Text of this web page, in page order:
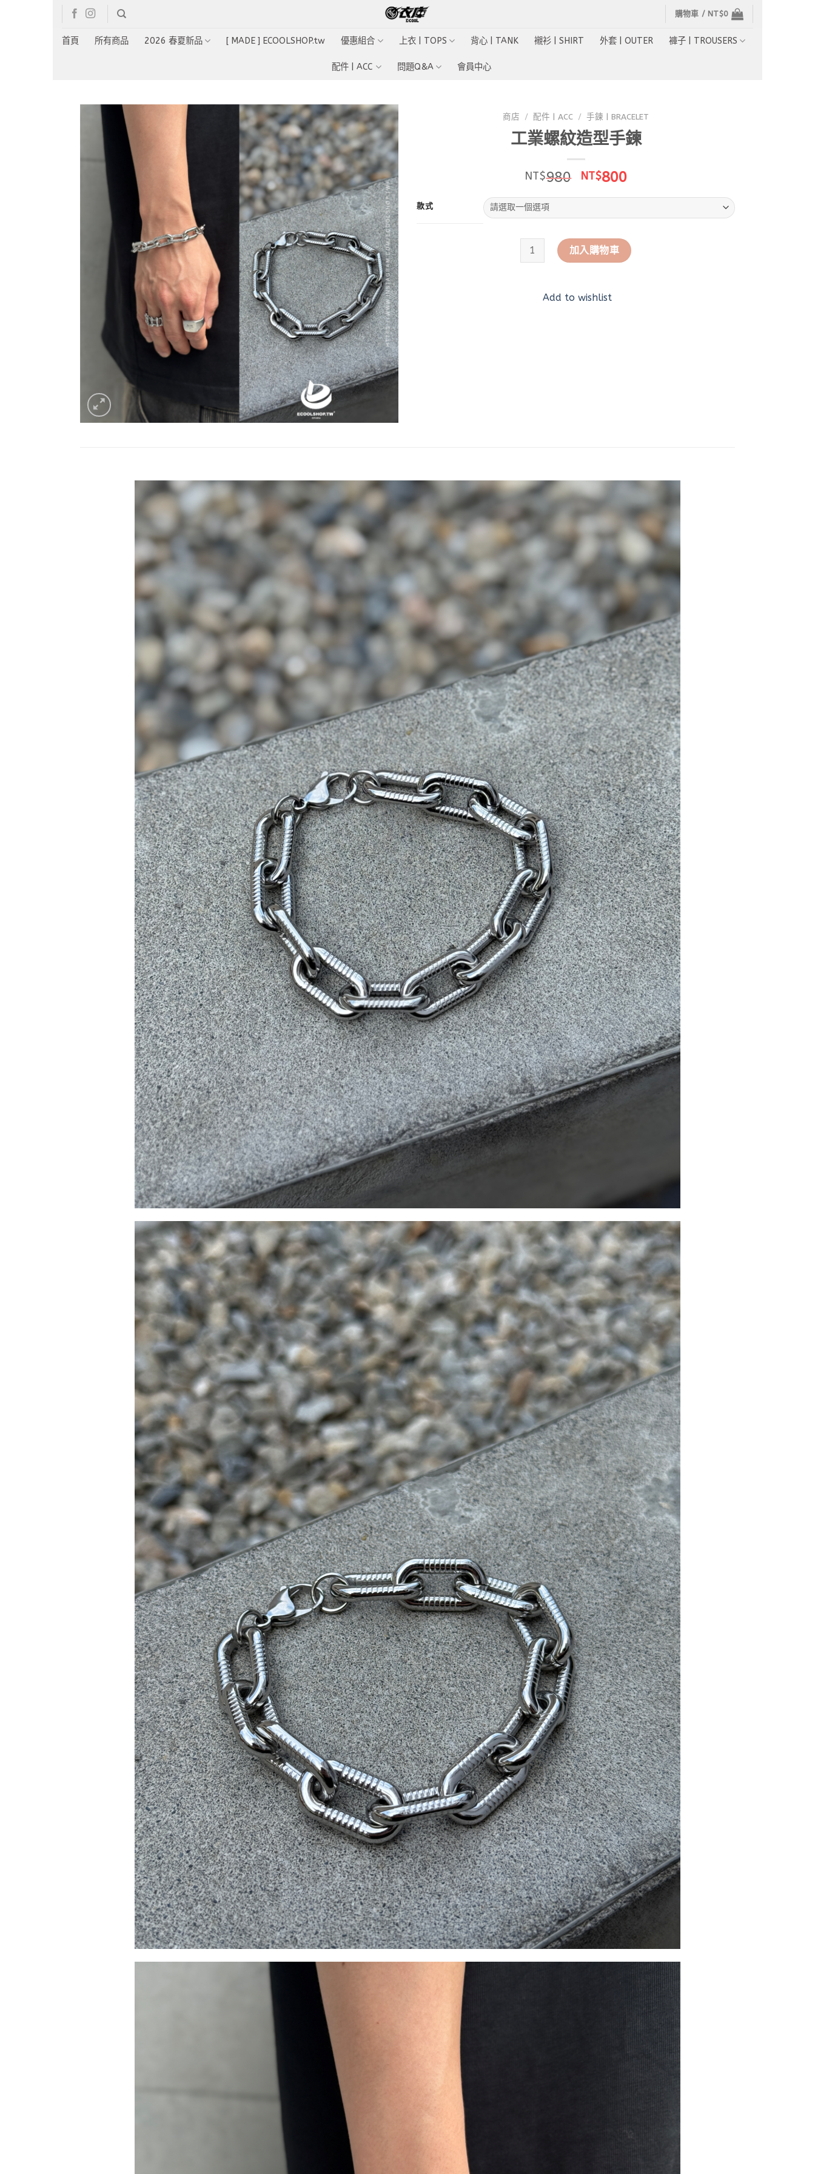
Skip
to
content
購物車 / NT$0
首頁 所有商品 2026 春夏新品 [ MADE ] ECOOLSHOP.tw 優惠組合 上衣 | TOPS 背心 | TANK 襯衫 | SHIRT 外套 | OUTER 褲子 | TROUSERS
配件 | ACC 問題Q&A 會員中心
Add to
wishlist
商店 / 配件 | ACC / 手鍊 | BRACELET
工業螺紋造型手鍊
NT$980 原
格：
NT$980。
NT$800目
格：
款式
工業螺紋造型手鍊 數量
加入購物車
Add to wishlist